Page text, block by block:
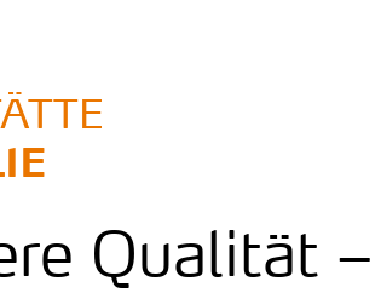
Qualität –